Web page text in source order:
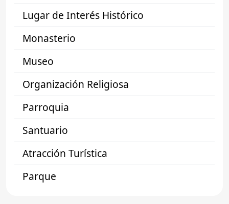
Lugar de Interés Histórico
Monasterio
Museo
Organización Religiosa
Parroquia
Santuario
Atracción Turística
Parque